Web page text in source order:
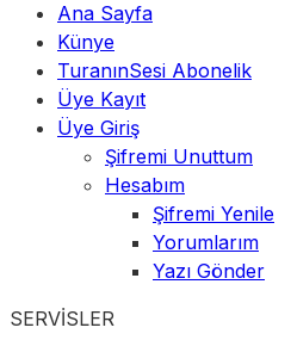
Ana Sayfa
Künye
TuranınSesi Abonelik
Üye Kayıt
Üye Giriş
Şifremi Unuttum
Hesabım
Şifremi Yenile
Yorumlarım
Yazı Gönder
SERVİSLER